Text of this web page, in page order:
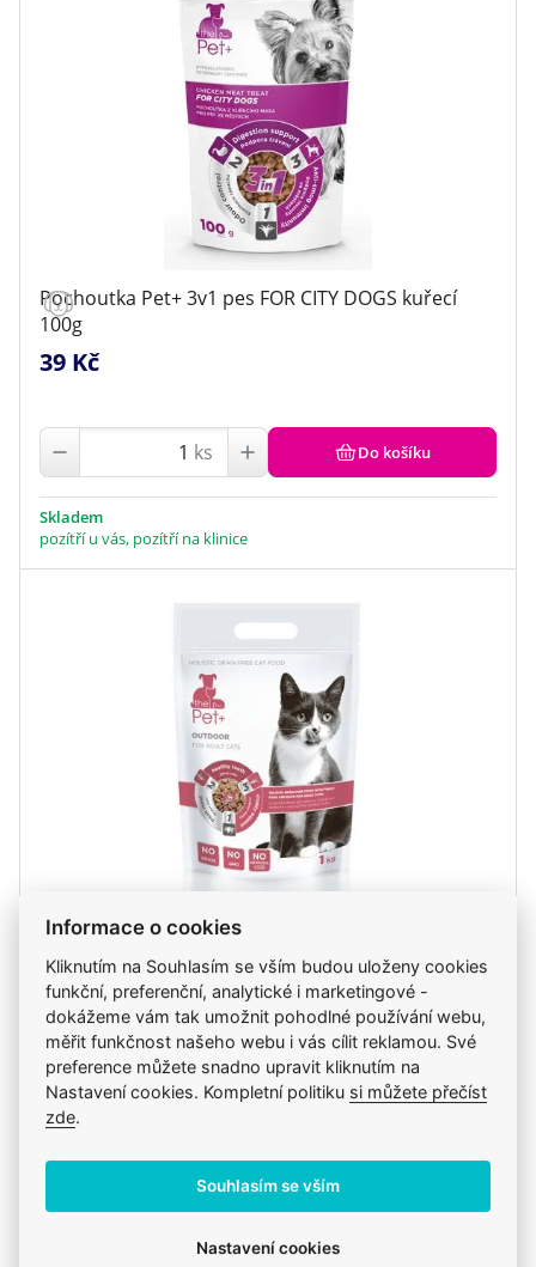
Pochoutka Pet+ 3v1 pes FOR CITY DOGS kuřecí
100g
39 Kč
ks Do košíku
Skladem
pozítří u vás, pozítří na klinice
Krmivo Pet+ 3v1 kočka OUTDOOR 1kg
131 Kč
ks Do košíku
pozítří u vás, pozítří na klinice
Informace o cookies
Kliknutím na Souhlasím se vším budou uloženy cookies
funkční, preferenční, analytické i marketingové -
dokážeme vám tak umožnit pohodlné používání webu,
měřit funkčnost našeho webu i vás cílit reklamou. Své
preference můžete snadno upravit kliknutím na
Nastavení cookies. Kompletní politiku si můžete přečíst
zde.
Souhlasím se vším
Nastavení cookies